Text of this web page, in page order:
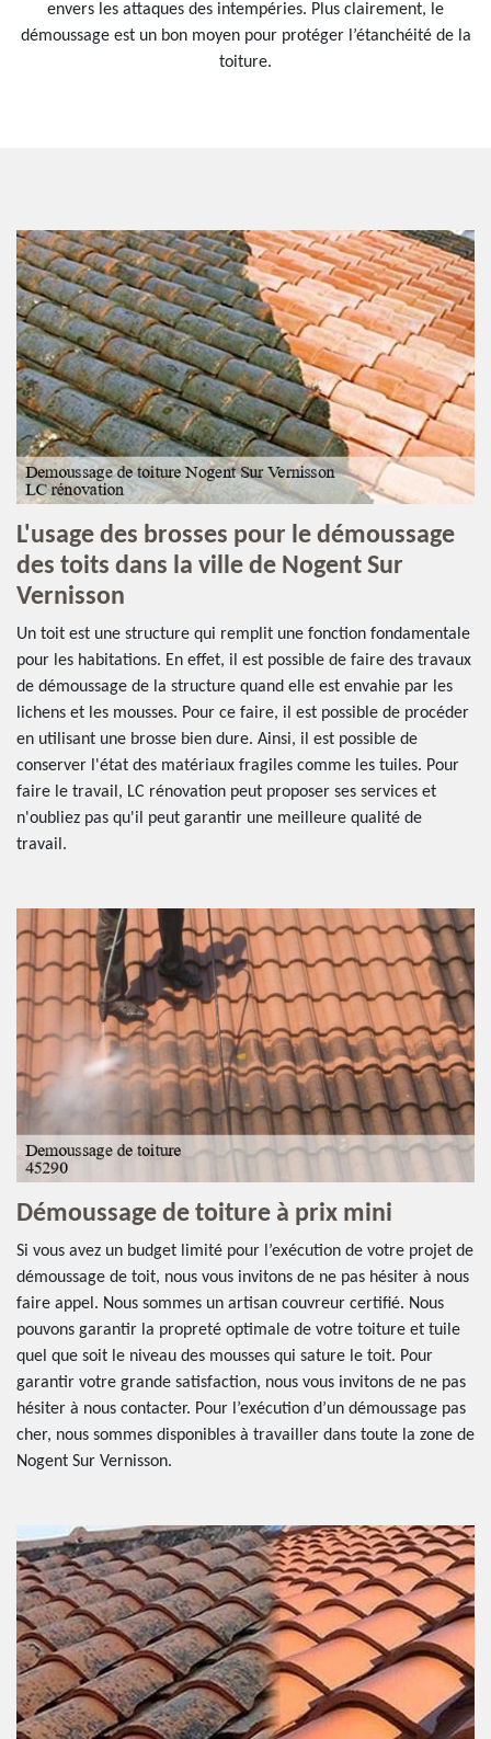
envers les attaques des intempéries. Plus clairement, le
démoussage est un bon moyen pour protéger l’étanchéité de la
toiture.
L'usage des brosses pour le démoussage
des toits dans la ville de Nogent Sur
Vernisson
Un toit est une structure qui remplit une fonction fondamentale
pour les habitations. En effet, il est possible de faire des travaux
de démoussage de la structure quand elle est envahie par les
lichens et les mousses. Pour ce faire, il est possible de procéder
en utilisant une brosse bien dure. Ainsi, il est possible de
conserver l'état des matériaux fragiles comme les tuiles. Pour
faire le travail, LC rénovation peut proposer ses services et
n'oubliez pas qu'il peut garantir une meilleure qualité de
travail.
Démoussage de toiture à prix mini
Si vous avez un budget limité pour l’exécution de votre projet de
démoussage de toit, nous vous invitons de ne pas hésiter à nous
faire appel. Nous sommes un artisan couvreur certifié. Nous
pouvons garantir la propreté optimale de votre toiture et tuile
quel que soit le niveau des mousses qui sature le toit. Pour
garantir votre grande satisfaction, nous vous invitons de ne pas
hésiter à nous contacter. Pour l’exécution d’un démoussage pas
cher, nous sommes disponibles à travailler dans toute la zone de
Nogent Sur Vernisson.